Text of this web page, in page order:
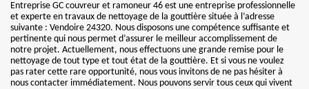
Entreprise GC couvreur et ramoneur 46 est une entreprise professionnelle
et experte en travaux de nettoyage de la gouttière située à l’adresse
suivante : Vendoire 24320. Nous disposons une compétence suffisante et
pertinente qui nous permet d’assurer le meilleur accomplissement de
notre projet. Actuellement, nous effectuons une grande remise pour le
nettoyage de tout type et tout état de la gouttière. Et si vous ne voulez
pas rater cette rare opportunité, nous vous invitons de ne pas hésiter à
nous contacter immédiatement. Nous pouvons servir tous ceux qui vivent